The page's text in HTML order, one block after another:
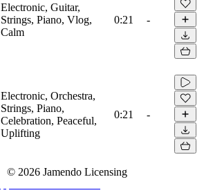
Electronic, Guitar,
Strings, Piano, Vlog,
Calm
0:21 -
Electronic, Orchestra,
Strings, Piano,
Celebration, Peaceful,
Uplifting
0:21 -
© 2026 Jamendo Licensing